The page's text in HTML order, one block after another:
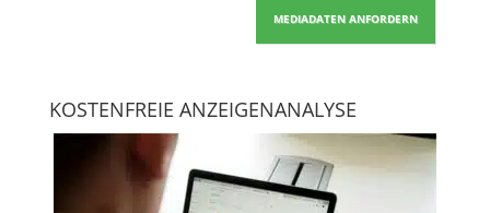
MEDIADATEN ANFORDERN
KOSTENFREIE ANZEIGENANALYSE